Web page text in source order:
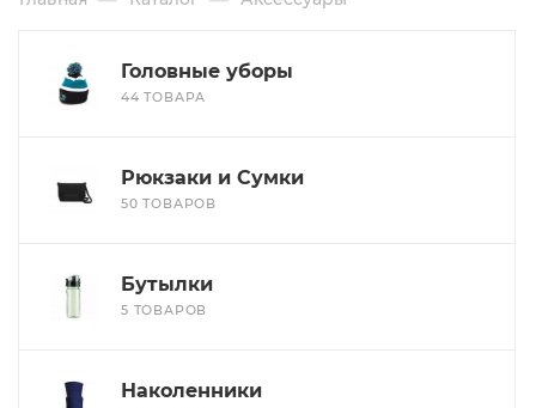
Головные уборы
44 ТОВАРА
Рюкзаки и Сумки
50 ТОВАРОВ
Бутылки
5 ТОВАРОВ
Наколенники